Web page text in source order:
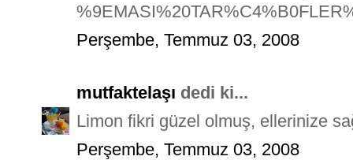
Perşembe, Temmuz 03, 2008
mutfaktelaşı dedi ki...
Limon fikri güzel olmuş, ellerinize
Perşembe, Temmuz 03, 2008